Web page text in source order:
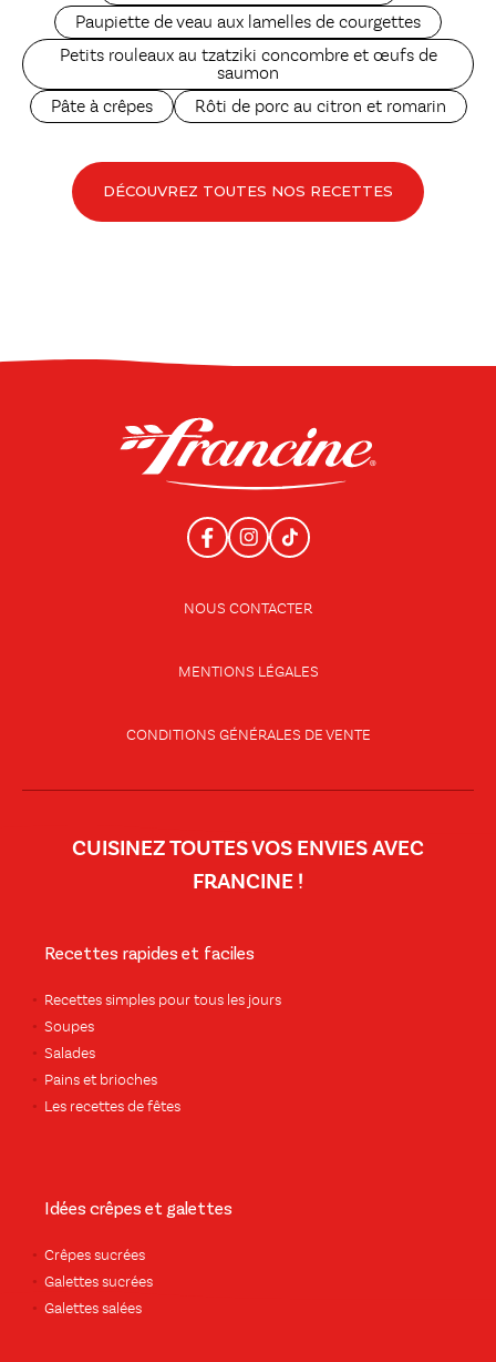
Paupiette de veau aux lamelles de courgettes
Petits rouleaux au tzatziki concombre et œufs de
saumon
Pâte à crêpes
Rôti de porc au citron et romarin
DÉCOUVREZ TOUTES NOS RECETTES
NOUS CONTACTER
MENTIONS LÉGALES
CONDITIONS GÉNÉRALES DE VENTE
CUISINEZ TOUTES VOS ENVIES AVEC
FRANCINE !
Recettes rapides et faciles
Recettes simples pour tous les jours
Soupes
Salades
Pains et brioches
Les recettes de fêtes
Idées crêpes et galettes
Crêpes sucrées
Galettes sucrées
Galettes salées